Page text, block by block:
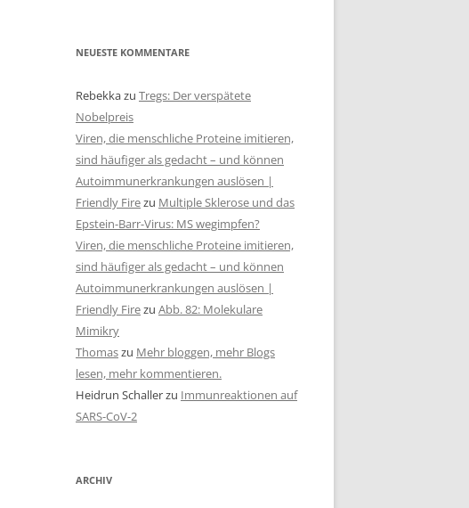
NEUESTE KOMMENTARE
Rebekkazu Tregs: Der verspätete
Nobelpreis
Viren, die menschliche Proteine imitieren,
sind häufiger als gedacht – und können
Autoimmunerkrankungen auslösen |
Friendly Firezu Multiple Sklerose und das
Epstein-Barr-Virus: MS wegimpfen?
Viren, die menschliche Proteine imitieren,
sind häufiger als gedacht – und können
Autoimmunerkrankungen auslösen |
Friendly Firezu Abb. 82: Molekulare
Mimikry
Thomaszu Mehr bloggen, mehr Blogs
lesen, mehr kommentieren.
Heidrun Schallerzu Immunreaktionen auf
SARS-CoV-2
ARCHIV